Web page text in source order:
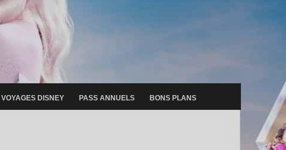
VOYAGES DISNEY PASS ANNUELS BONS PLANS